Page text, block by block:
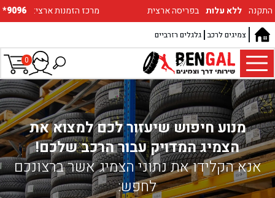
*9096 :מרכז הזמנות ארצי התקנה ללא עלות בפריסה ארצית
גלגלים רזרביים צמיגים לרכב
0
מנוע חיפוש שיעזור לכם למצוא את
הצמיג המדויק עבור הרכב שלכם!
אנא הקלידו את נתוני הצמיג אשר ברצונכם
לחפש: